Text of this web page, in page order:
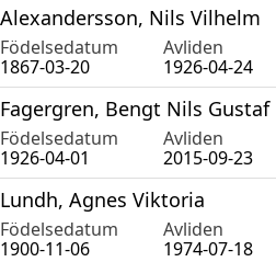
Alexandersson, Nils Vilhelm
Födelsedatum Avliden
1867-03-20
1926-04-24
Fagergren, Bengt Nils Gustaf
Födelsedatum Avliden
1926-04-01
2015-09-23
Lundh, Agnes Viktoria
Födelsedatum Avliden
1900-11-06
1974-07-18